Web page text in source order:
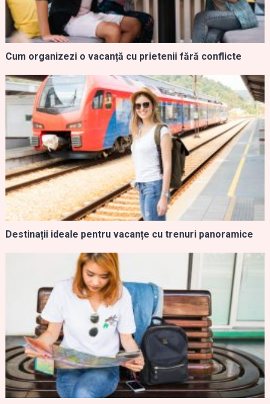
Cum organizezi o vacanță cu prietenii fără conflicte
Destinații ideale pentru vacanțe cu trenuri panoramice